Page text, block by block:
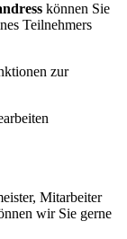
können Sie
Teilnehmers
zur
Mitarbeiter
wir Sie gerne